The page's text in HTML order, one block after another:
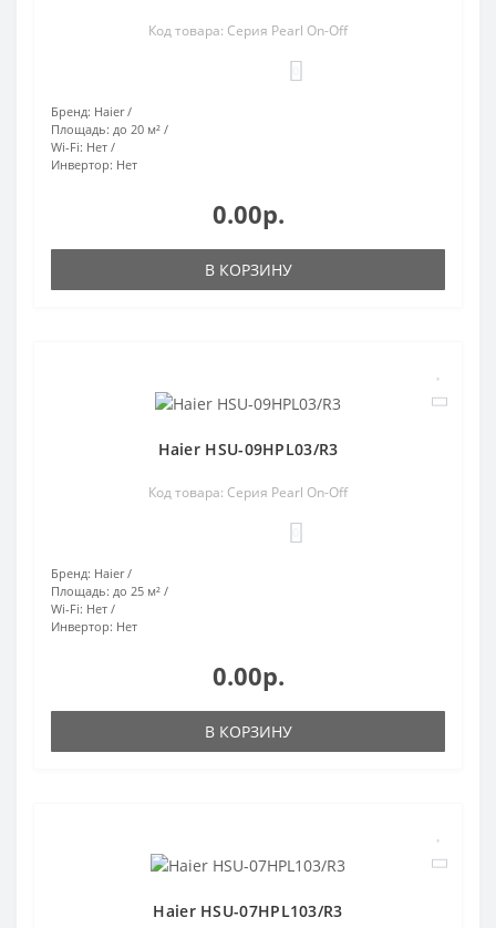
Код товара: Серия Pearl On-Off
Бренд: Haier
Площадь: до 20 м²
Wi-Fi: Нет
Инвертор: Нет
0.00р.
В КОРЗИНУ
Haier HSU-09HPL03/R3
Код товара: Серия Pearl On-Off
Бренд: Haier
Площадь: до 25 м²
Wi-Fi: Нет
Инвертор: Нет
0.00р.
В КОРЗИНУ
Haier HSU-07HPL103/R3